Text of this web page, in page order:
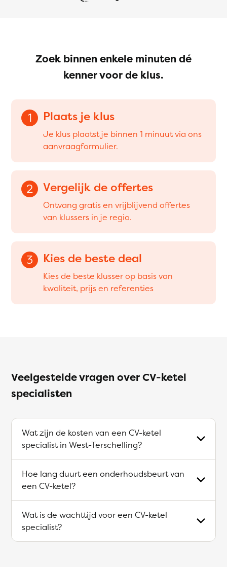
Zoek binnen enkele minuten dé
kenner voor de klus.
1 Plaats je klus
Je klus plaatst je binnen 1 minuut via ons
aanvraagformulier.
2 Vergelijk de offertes
Ontvang gratis en vrijblijvend offertes
van klussers in je regio.
3 Kies de beste deal
Kies de beste klusser op basis van
kwaliteit, prijs en referenties
Veelgestelde vragen over CV-ketel
specialisten
Wat zijn de kosten van een CV-ketel
specialist in West-Terschelling?
Hoe lang duurt een onderhoudsbeurt van
een CV-ketel?
Wat is de wachttijd voor een CV-ketel
specialist?